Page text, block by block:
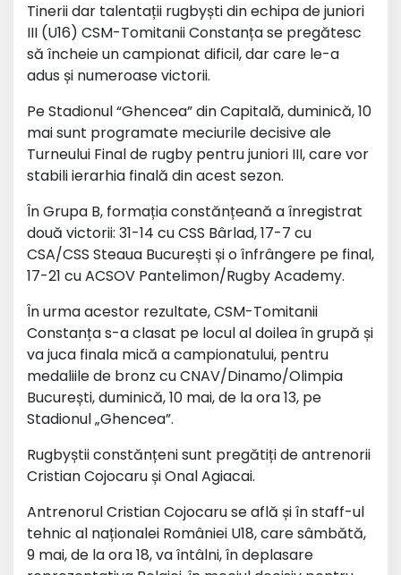
Tinerii dar talentații rugbyști din echipa de juniori
III (U16) CSM-Tomitanii Constanța se pregătesc
să încheie un campionat dificil, dar care le-a
adus și numeroase victorii.
Pe Stadionul “Ghencea” din Capitală, duminică, 10
mai sunt programate meciurile decisive ale
Turneului Final de rugby pentru juniori III, care vor
stabili ierarhia finală din acest sezon.
În Grupa B, formația constănțeană a înregistrat
două victorii: 31-14 cu CSS Bârlad, 17-7 cu
CSA/CSS Steaua București și o înfrângere pe final,
17-21 cu ACSOV Pantelimon/Rugby Academy.
În urma acestor rezultate, CSM-Tomitanii
Constanța s-a clasat pe locul al doilea în grupă și
va juca finala mică a campionatului, pentru
medaliile de bronz cu CNAV/Dinamo/Olimpia
București, duminică, 10 mai, de la ora 13, pe
Stadionul „Ghencea”.
Rugbyștii constănțeni sunt pregătiți de antrenorii
Cristian Cojocaru și Onal Agiacai.
Antrenorul Cristian Cojocaru se află și în staff-ul
tehnic al naționalei României U18, care sâmbătă,
9 mai, de la ora 18, va întâlni, în deplasare